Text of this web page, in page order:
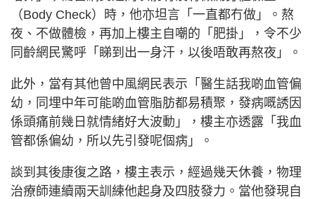
（Body Check）時，他亦坦言「一直都冇做」。熬
夜、不做體檢，再加上樓主自嘲的「肥掛」，令不少
同齡網民驚呼「睇到出一身汗，以後唔敢再熬夜」。
此外，當有其他曾中風網民表示「醫生話我啲血管偏
幼，同埋中年可能啲血管脂肪都易積聚，發病嘅誘因
係頭痛前幾日就情緒好大波動」，樓主亦透露「我血
管都係偏幼，所以先引發呢個病」。
談到其後康復之路，樓主表示，經過幾天休養，物理
治療師連續兩天訓練他起身及四肢發力。當他發現自